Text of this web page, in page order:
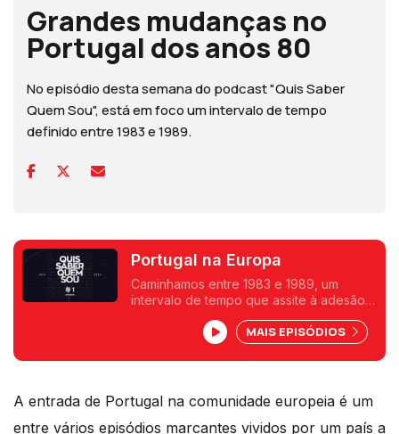
Grandes mudanças no
Portugal dos anos 80
No episódio desta semana do podcast "Quis Saber
Quem Sou", está em foco um intervalo de tempo
definido entre 1983 e 1989.
Portugal na Europa
Caminhamos entre 1983 e 1989, um
intervalo de tempo que assite à adesão
Com a historiadora Fernanda Rolo
verificamos como os ecos desse tempo
passam também pelo Festival da Canção.
MAIS EPISÓDIOS
A entrada de Portugal na comunidade europeia é um
entre vários episódios marcantes vividos por um país a